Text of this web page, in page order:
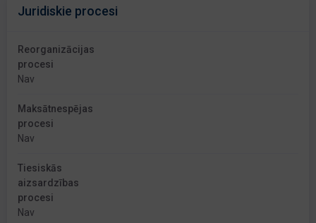
Juridiskie procesi
Reorganizācijas
procesi
Nav
Maksātnespējas
procesi
Nav
Tiesiskās
aizsardzības
procesi
Nav